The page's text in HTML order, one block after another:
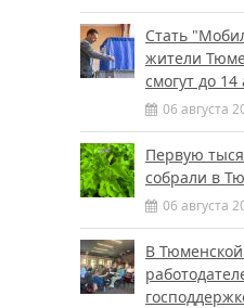
Стать
жители
смогут до 14
06 августа
Первую
собрали в
06 августа
В